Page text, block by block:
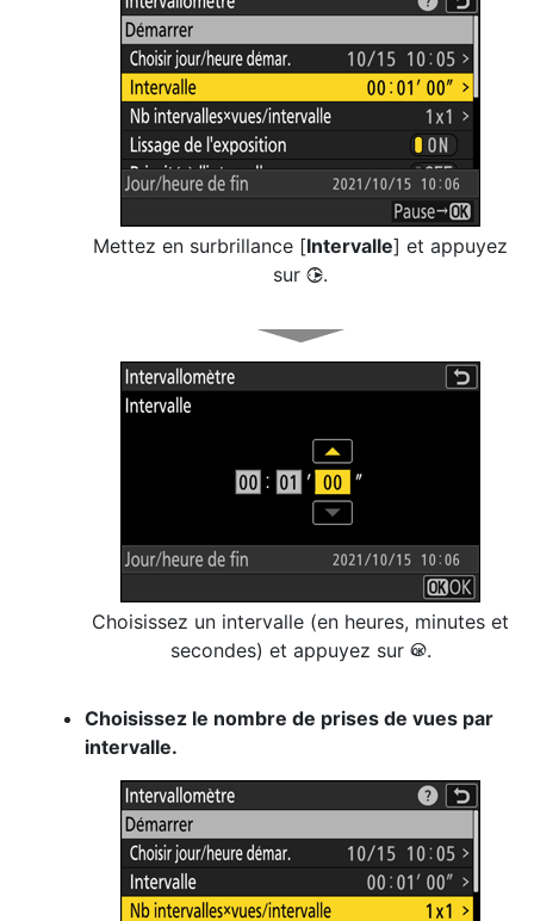
Mettez en surbrillance [Intervalle] et appuyez
sur 2.
Choisissez un intervalle (en heures, minutes et
secondes) et appuyez sur J.
Choisissez le nombre de prises de vues par
intervalle.